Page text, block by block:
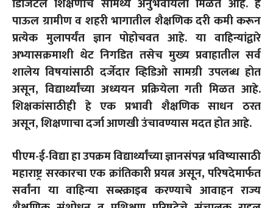
डिजिटल शिक्षणाचे सामर्थ्य अनुभवायला मिळत आहे. हे
पाऊल ग्रामीण व शहरी भागातील शैक्षणिक दरी कमी करून
प्रत्येक मुलापर्यंत ज्ञान पोहोचवत आहे. या वाहिन्यांद्वारे
अभ्यासक्रमाशी थेट निगडित तसेच मुख्य प्रवाहातील सर्व
शालेय विषयांसाठी दर्जेदार व्हिडिओ सामग्री उपलब्ध होत
असून, विद्यार्थ्यांच्या अध्ययन प्रक्रियेला गती मिळत आहे.
शिक्षकांसाठीही हे एक प्रभावी शैक्षणिक साधन ठरत
असून, शिक्षणाचा दर्जा आणखी उंचावण्यास मदत होत आहे.
पीएम-ई-विद्या हा उपक्रम विद्यार्थ्यांच्या ज्ञानसंपन्न भविष्यासाठी
महाराष्ट्र सरकारचा एक क्रांतिकारी प्रयत्न असून, परिषदेमार्फत
सर्वांना या वाहिन्या सब्स्क्राइब करण्याचे आवाहन राज्य